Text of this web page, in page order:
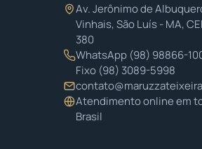
Av. Jerônimo de
Vinhais, São Luís - MA,
380
WhatsApp (98) 98866-
Fixo (98) 3089-5998
Atendimento online em
Brasil